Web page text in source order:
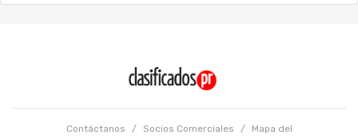
Contáctanos / Socios Comerciales /
Mapa del